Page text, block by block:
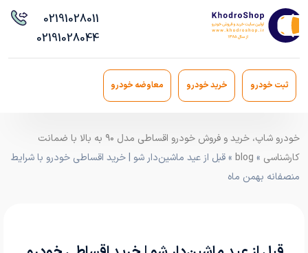
02191028011
02191028044
ثبت خودرو خرید خودرو معاوضه خودرو
خودرو شاپ، خرید و فروش خودرو اقساطی مدل ۹۰ به بالا با ضمانت
کارشناسی »
blog » قبل از عید ماشین‌دار شو | خرید اقساطی خودرو با شرایط
منصفانه بهمن ماه